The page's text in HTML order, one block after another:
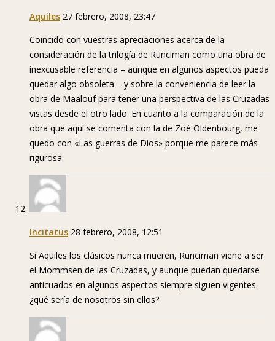
Aquiles 27 febrero, 2008, 23:47
Coincido con vuestras apreciaciones acerca de la
consideración de la trilogía de Runciman como una obra de
inexcusable referencia – aunque en algunos aspectos pueda
quedar algo obsoleta – y sobre la conveniencia de leer la
obra de Maalouf para tener una perspectiva de las Cruzadas
vistas desde el otro lado. En cuanto a la comparación de la
obra que aquí se comenta con la de Zoé Oldenbourg, me
quedo con «Las guerras de Dios» porque me parece más
rigurosa.
Incitatus 28 febrero, 2008, 12:51
Sí Aquiles los clásicos nunca mueren, Runciman viene a ser
el Mommsen de las Cruzadas, y aunque puedan quedarse
anticuados en algunos aspectos siempre siguen vigentes.
¿qué sería de nosotros sin ellos?